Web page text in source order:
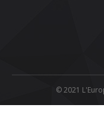
© 2021